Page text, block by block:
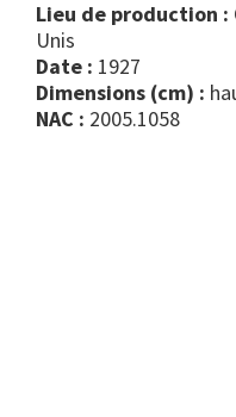
Lieu de production :
Unis
Date : 1927
Dimensions (cm) :
NAC : 2005.1058